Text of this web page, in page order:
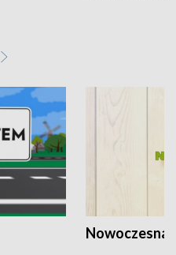
Nowoczesna